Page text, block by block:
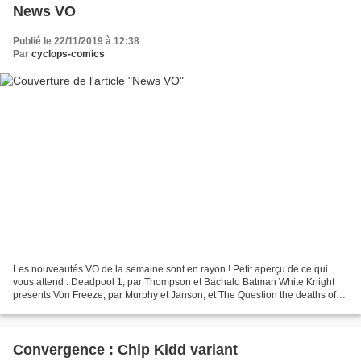
News VO
Publié le 22/11/2019 à 12:38
Par cyclops-comics
Les nouveautés VO de la semaine sont en rayon ! Petit aperçu de ce qui
vous attend : Deadpool 1, par Thompson et Bachalo Batman White Knight
presents Von Freeze, par Murphy et Janson, et The Question the deaths of
Convergence : Chip Kidd variant